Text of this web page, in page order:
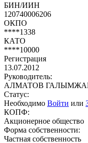
БИН/ИИН
120740006206
ОКПО
****1338
КАТО
****10000
Регистрация
13.07.2012
Руководитель:
АЛМАТОВ
Статус:
Необходимо Войти или
КОПФ:
Акционерное общество
Форма собственности:
Частная собственность